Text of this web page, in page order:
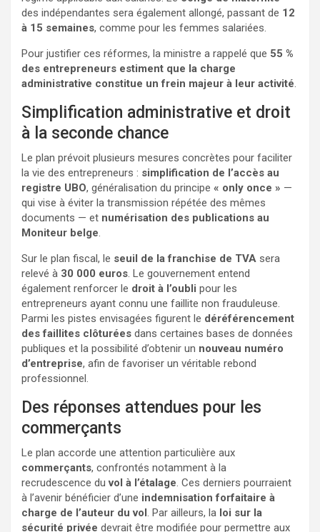
des indépendantes sera également allongé, passant de 12
à 15 semaines, comme pour les femmes salariées.
Pour justifier ces réformes, la ministre a rappelé que 55 %
des entrepreneurs estiment que la charge
administrative constitue un frein majeur à leur activité.
Simplification administrative et droit
à la seconde chance
Le plan prévoit plusieurs mesures concrètes pour faciliter
la vie des entrepreneurs : simplification de l’accès au
registre UBO, généralisation du principe « only once » —
qui vise à éviter la transmission répétée des mêmes
documents — et numérisation des publications au
Moniteur belge.
Sur le plan fiscal, le seuil de la franchise de TVA sera
relevé à 30 000 euros. Le gouvernement entend
également renforcer le droit à l’oubli pour les
entrepreneurs ayant connu une faillite non frauduleuse.
Parmi les pistes envisagées figurent le déréférencement
des faillites clôturées dans certaines bases de données
publiques et la possibilité d’obtenir un nouveau numéro
d’entreprise, afin de favoriser un véritable rebond
professionnel.
Des réponses attendues pour les
commerçants
Le plan accorde une attention particulière aux
commerçants, confrontés notamment à la
recrudescence duvol à l’étalage. Ces derniers pourraient
à l’avenir bénéficier d’une indemnisation forfaitaire à
charge de l’auteur du vol. Par ailleurs, la loi sur la
sécurité privée devrait être modifiée pour permettre aux